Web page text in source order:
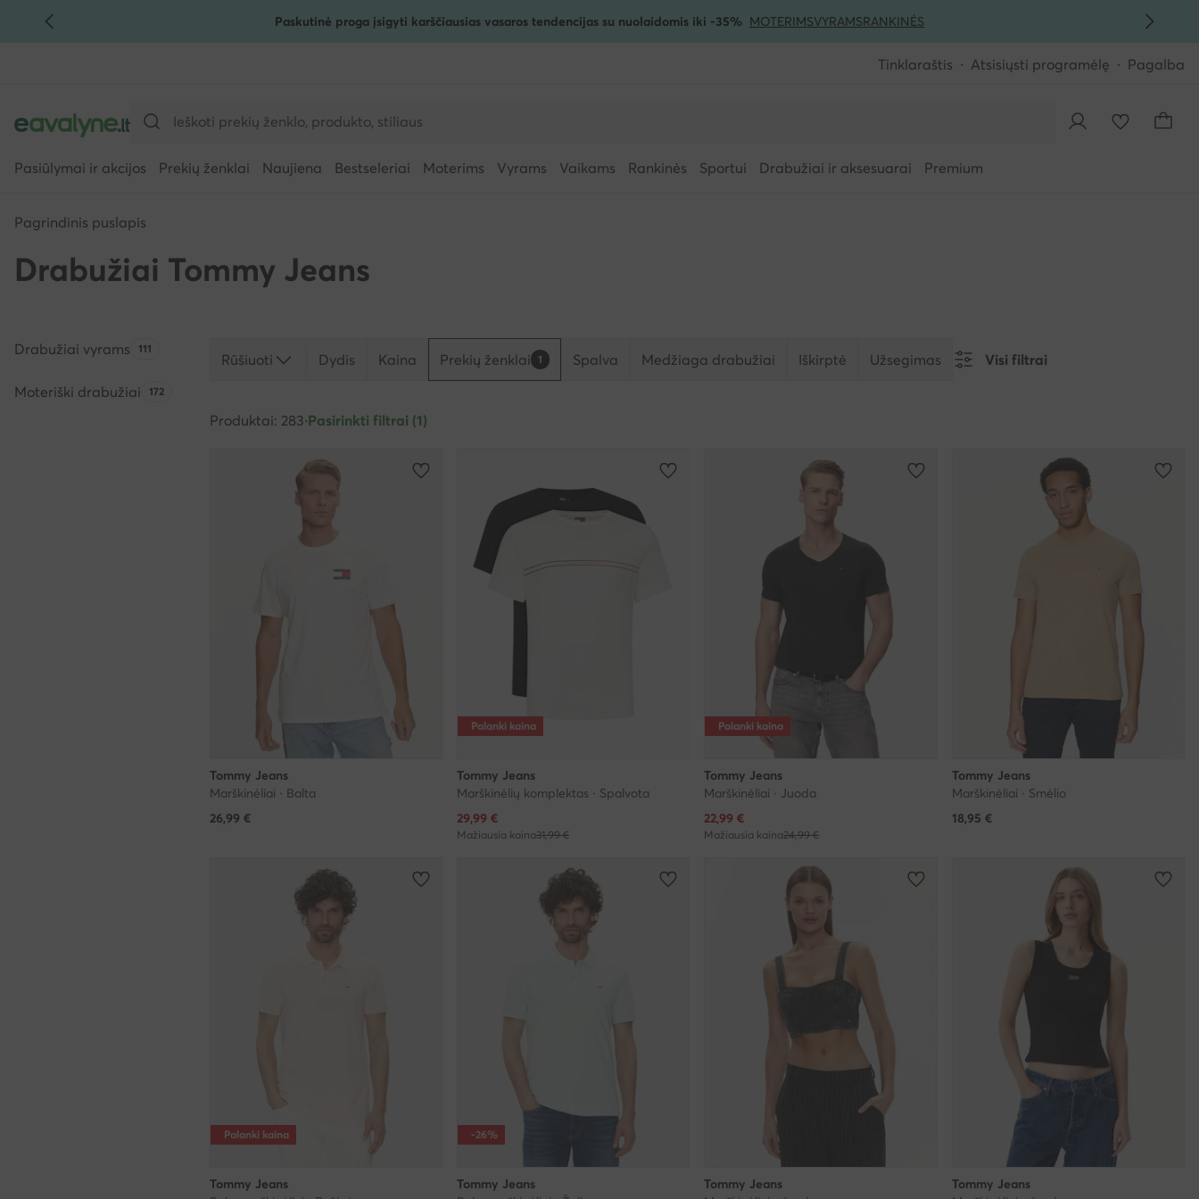
PEREITI PRIE PAGRINDINIO TURINIOPaskutinė proga įsigyti karščiausias vasaros tendencijas su nuolaidomis iki -35% MOTERIMSVYRAMSRANKINĖS
Tinklaraštis Atsisiųsti programėlę Pagalba
Pasiūlymai ir akcijos Prekių ženklai Naujiena Bestseleriai Moterims Vyrams Vaikams Rankinės Sportui Drabužiai ir aksesuarai Premium
Pagrindinis puslapis
Drabužiai Tommy Jeans
Drabužiai vyrams Produktų skaičius:
111
Moteriški drabužiai Produktų skaičius:
172
Rūšiuoti Dydis Kaina Prekių ženklai 1 Spalva Medžiaga drabužiai Iškirptė Užsegimas Visi filtrai
Produktai: 283·Pasirinkti filtrai (1)
Tommy Jeans
Marškinėliai · Balta
26,99 €
Palanki kaina
Tommy Jeans
Marškinėlių komplektas · Spalvota
Dabartinė kaina
29,99 €
Mažiausia kaina31,99 €
Palanki kaina
Tommy Jeans
Marškinėliai · Juoda
Dabartinė kaina
22,99 €
Mažiausia kaina24,99 €
Tommy Jeans
Marškinėliai · Smėlio
18,95 €
Palanki kaina
Tommy Jeans
-26%
Tommy Jeans
Tommy Jeans
Tommy Jeans